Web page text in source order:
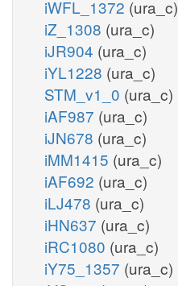
iWFL_1372 (ura_c)
iZ_1308 (ura_c)
iJR904 (ura_c)
iYL1228 (ura_c)
STM_v1_0 (ura_c)
iAF987 (ura_c)
iJN678 (ura_c)
iMM1415 (ura_c)
iAF692 (ura_c)
iLJ478 (ura_c)
iHN637 (ura_c)
iRC1080 (ura_c)
iY75_1357 (ura_c)